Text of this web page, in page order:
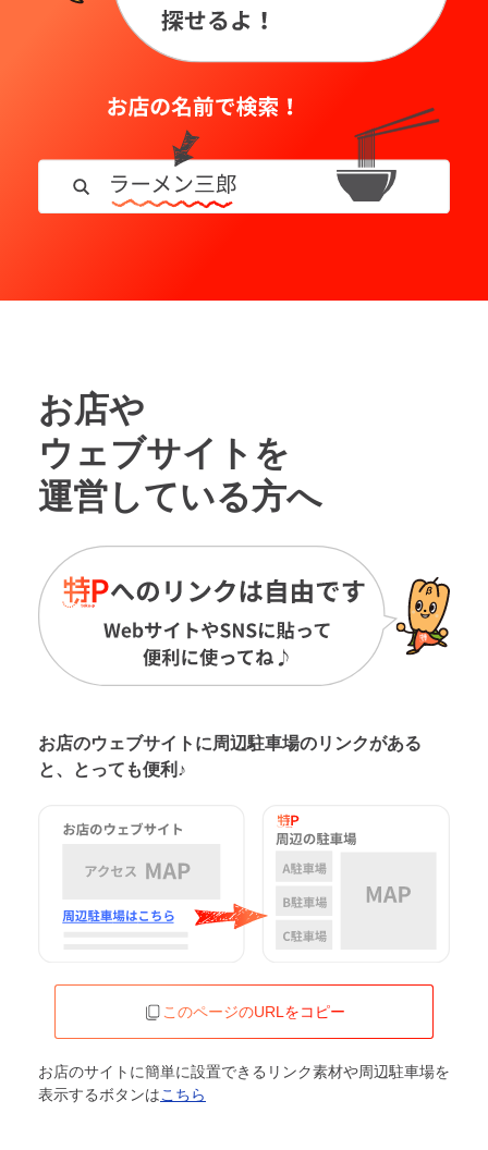
お店や
ウェブサイトを
運営している方へ
お店のウェブサイトに周辺駐車場のリンクがある
と、とっても便利♪
このページのURLをコピー
お店のサイトに簡単に設置できるリンク素材や周辺駐車場を
表示するボタンはこちら